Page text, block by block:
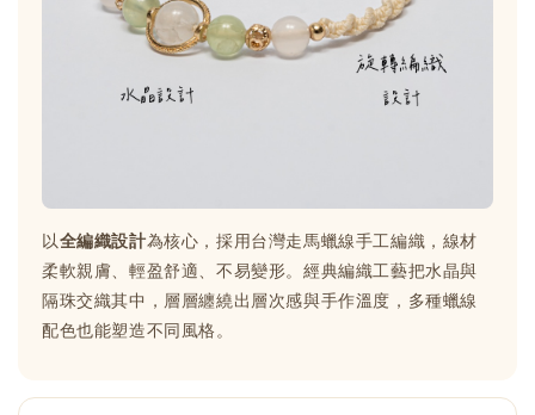
以全編織設計為核心，採用台灣走馬蠟線手工編織，線材
柔軟親膚、輕盈舒適、不易變形。經典編織工藝把水晶與
隔珠交織其中，層層纏繞出層次感與手作溫度，多種蠟線
配色也能塑造不同風格。